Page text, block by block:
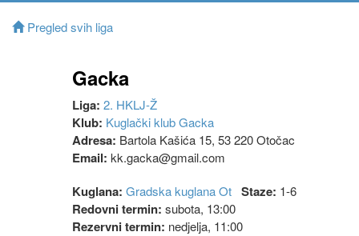
Pregled svih liga
Gacka
Liga: 2. HKLJ-Ž
Klub: Kuglački klub Gacka
Adresa: Bartola Kašića 15, 53 220 Otočac
Email: kk.gacka@gmail.com
Kuglana: Gradska kuglana Ot Staze: 1-6
Redovni termin: subota, 13:00
Rezervni termin: nedjelja, 11:00